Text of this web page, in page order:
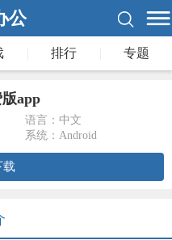
公
排行 专题
app
语言：中文
系统：Android
载